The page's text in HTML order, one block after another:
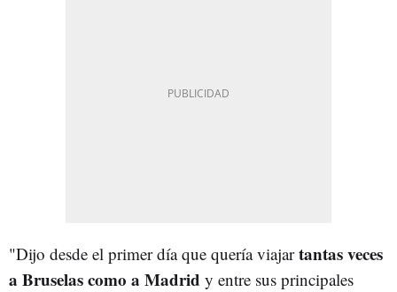
"Dijo desde el primer día que quería viajartantas veces
a Bruselas como a Madrid y entre sus principales